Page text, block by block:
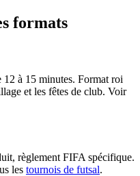
formats
12 à 15 minutes. Format roi
et les fêtes de club. Voir
règlement FIFA spécifique.
les tournois de futsal.